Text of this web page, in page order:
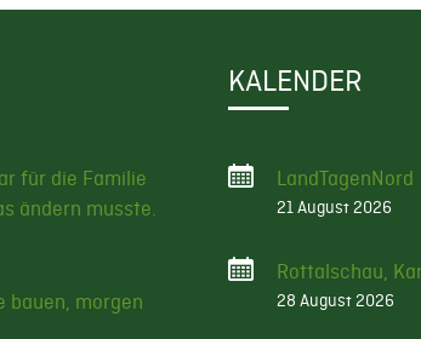
für die Familie
ändern musste.
bauen, morgen
KALENDER
LandTagenNord
21 August 2026
Rottalschau,
28 August 2026